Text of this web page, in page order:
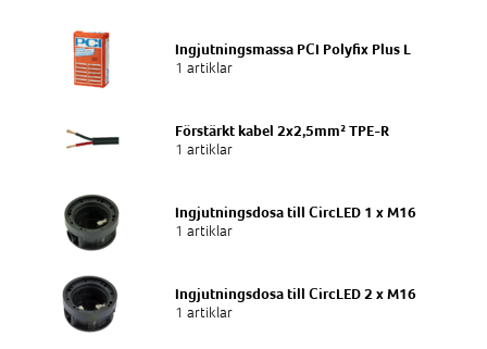
Ingjutningsmassa PCI Polyfix Plus L
1 artiklar
Förstärkt kabel 2x2,5mm² TPE-R
1 artiklar
Ingjutningsdosa till CircLED 1 x M16
1 artiklar
Ingjutningsdosa till CircLED 2 x M16
1 artiklar